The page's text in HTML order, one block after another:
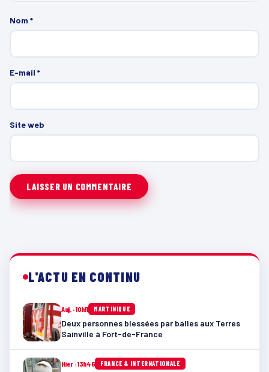
Nom *
E-mail *
Site web
L'ACTU EN CONTINU
Auj. · 10h11 MARTINIQUE
Deux personnes blessées par balles aux Terres
Sainville à Fort-de-France
Hier · 13h46 FRANCE & INTERNATIONALE